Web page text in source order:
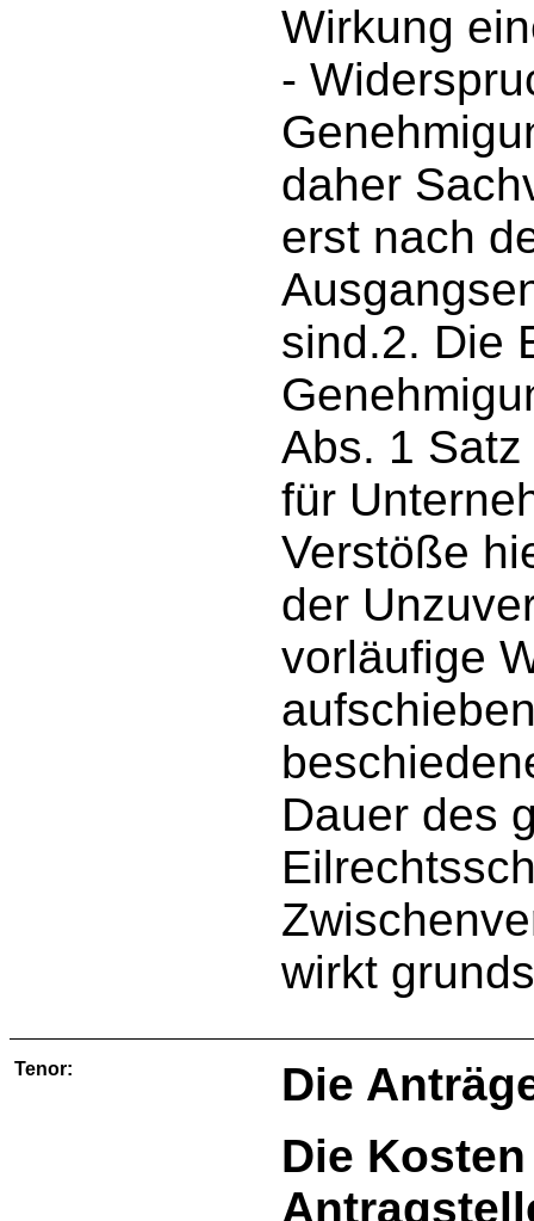
Wirkung
-
daher
erst nach
sind.2. Die
Abs. 1
für
Verstöße
der
vorläufige
Dauer des
wirkt
Tenor:
Die
Die